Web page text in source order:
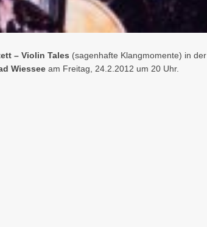
– Violin Tales (sagenhafte Klangmomente) in der
Wiessee am Freitag, 24.2.2012 um 20 Uhr.